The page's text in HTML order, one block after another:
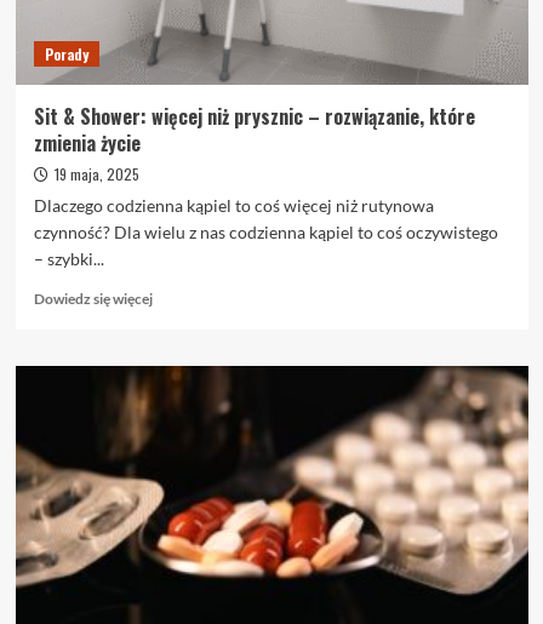
by
spalać
tłuszcz
mięśni
Porady
Sit & Shower: więcej niż prysznic – rozwiązanie, które
zmienia życie
19 maja, 2025
Dlaczego codzienna kąpiel to coś więcej niż rutynowa
czynność? Dla wielu z nas codzienna kąpiel to coś oczywistego
– szybki...
Dowiedz się więcejDowiedz
o
niż
prysznic
–
rozwiązanie,
które